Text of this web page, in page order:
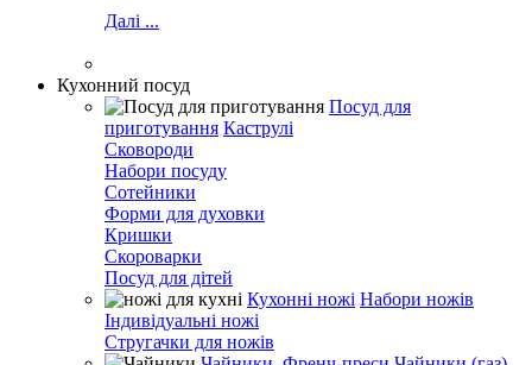
Далі ...
Кухонний посуд
Посуд для
приготування Каструлі
Сковороди
Набори посуду
Сотейники
Форми для духовки
Кришки
Скороварки
Посуд для дітей
Кухонні ножі Набори ножів
Індивідуальні ножі
Стругачки для ножів